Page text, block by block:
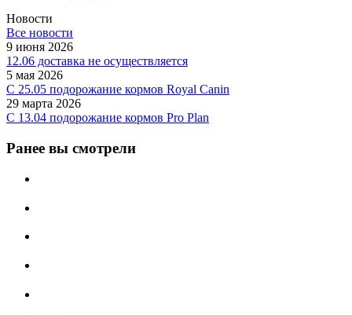
Новости
Все новости
9 июня 2026
12.06 доставка не осуществляется
5 мая 2026
C 25.05 подорожание кормов Royal Canin
29 марта 2026
С 13.04 подорожание кормов Pro Plan
Ранее вы смотрели